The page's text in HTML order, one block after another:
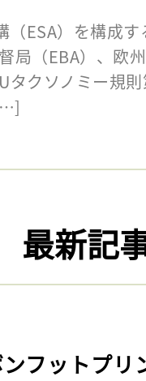
ESA）を構成
局（EBA）、欧
タクソノミー規
最新記
ンフットプリ